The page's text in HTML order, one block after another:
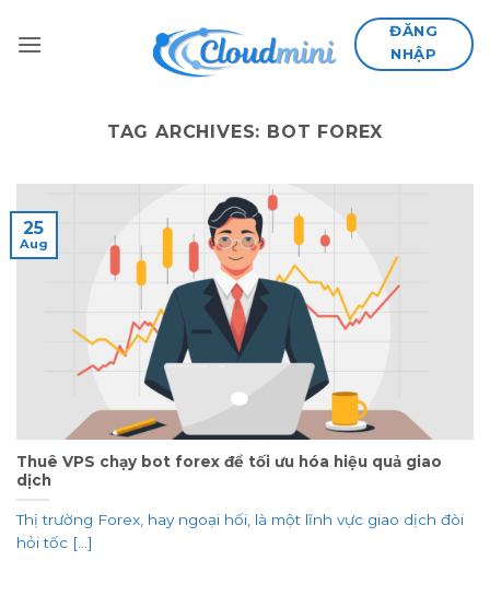
ĐĂNG
NHẬP
TAG ARCHIVES: BOT FOREX
Thuê VPS chạy bot forex để tối ưu hóa hiệu quả giao
dịch
Thị trường Forex, hay ngoại hối, là một lĩnh vực giao dịch đòi
hỏi tốc [...]
25
Aug